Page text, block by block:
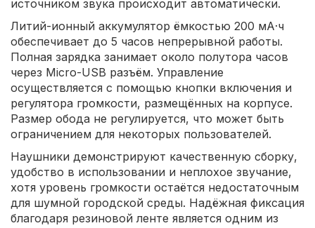
источником звука происходит автоматически.
Литий-ионный аккумулятор ёмкостью 200 мА·ч
обеспечивает до 5 часов непрерывной работы.
Полная зарядка занимает около полутора часов
через Micro-USB разъём. Управление
осуществляется с помощью кнопки включения и
регулятора громкости, размещённых на корпусе.
Размер обода не регулируется, что может быть
ограничением для некоторых пользователей.
Наушники демонстрируют качественную сборку,
удобство в использовании и неплохое звучание,
хотя уровень громкости остаётся недостаточным
для шумной городской среды. Надёжная фиксация
благодаря резиновой ленте является одним из